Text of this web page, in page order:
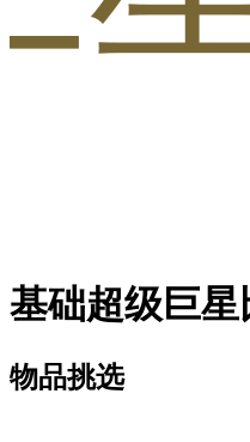
基础超级巨星
物品挑选